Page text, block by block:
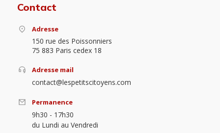
Contact
Adresse
150 rue des Poissonniers
75 883 Paris cedex 18
Adresse mail
contact@lespetitscitoyens.com
Permanence
9h30 - 17h30
du Lundi au Vendredi